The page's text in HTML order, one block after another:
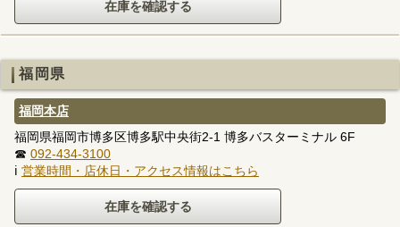
福岡県
福岡本店
福岡県福岡市博多区博多駅中央街2-1 博多バスターミナル 6F
☎ 092-434-3100
ℹ 営業時間・店休日・アクセス情報はこちら